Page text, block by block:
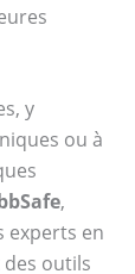
y
ou à
,
experts en
outils